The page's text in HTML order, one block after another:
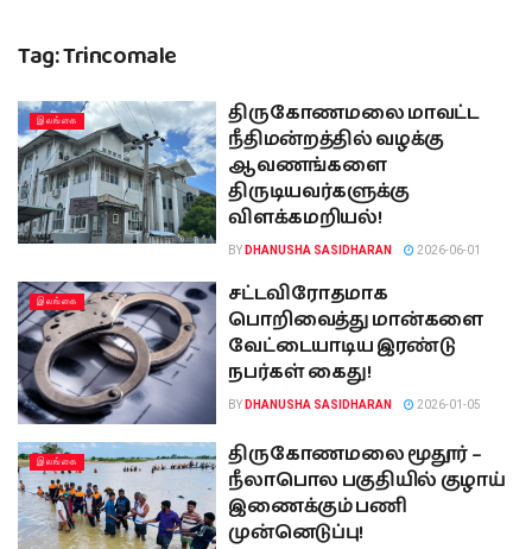
Tag:Trincomale
இலங்கை
திருகோணமலை மாவட்ட
நீதிமன்றத்தில் வழக்கு
ஆவணங்களை
திருடியவர்களுக்கு
விளக்கமறியல்!
BY DHANUSHA SASIDHARAN 2026-06-01
இலங்கை
சட்டவிரோதமாக
பொறிவைத்து மான்களை
வேட்டையாடிய இரண்டு
நபர்கள் கைது!
BY DHANUSHA SASIDHARAN 2026-01-05
இலங்கை
திருகோணமலை மூதூர் –
நீலாபொல பகுதியில் குழாய்
இணைக்கும் பணி
முன்னெடுப்பு!